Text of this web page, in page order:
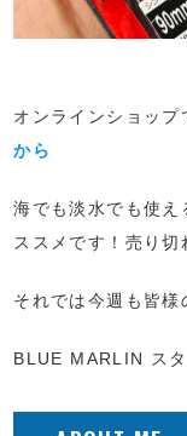
オンラインショップ
から
海でも淡水でも使え
ススメです！売り切
それでは今週も皆様
BLUE MARLIN ス